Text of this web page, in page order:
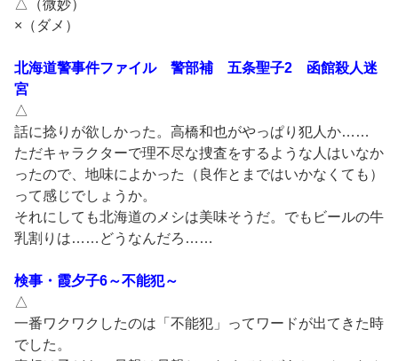
△（微妙）
×（ダメ）
北海道警事件ファイル 警部補 五条聖子2 函館殺人迷
宮
△
話に捻りが欲しかった。高橋和也がやっぱり犯人か……
ただキャラクターで理不尽な捜査をするような人はいなか
ったので、地味によかった（良作とまではいかなくても）
って感じでしょうか。
それにしても北海道のメシは美味そうだ。でもビールの牛
乳割りは……どうなんだろ……
検事・霞夕子6～不能犯～
△
一番ワクワクしたのは「不能犯」ってワードが出てきた時
でした。